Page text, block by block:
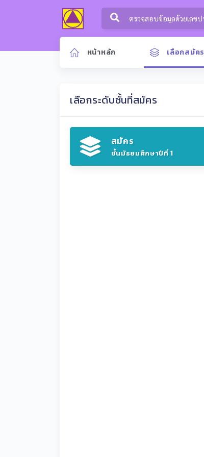
หน้าหลัก เลือกสมัคร
เลือกระดับชั้นที่สมัคร
สมัคร
ชั้นมัธยมศึกษาปีที่ 1